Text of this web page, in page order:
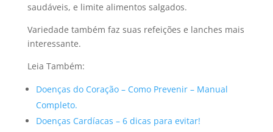
saudáveis, e limite alimentos salgados.
Variedade também faz suas refeições e lanches mais
interessante.
Leia Também:
Doenças do Coração – Como Prevenir – Manual
Completo.
Doenças Cardíacas – 6 dicas para evitar!